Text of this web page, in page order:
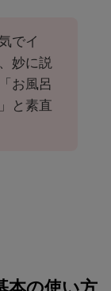
でイ
妙に説
お風呂
と素直